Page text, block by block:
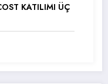
KATILIMI ÜÇ